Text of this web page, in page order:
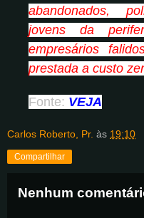
abandonados,
jovens da
empresários
prestada a custo
Fonte: VEJA
Carlos Roberto, Pr. às 19:10
Compartilhar
Nenhum